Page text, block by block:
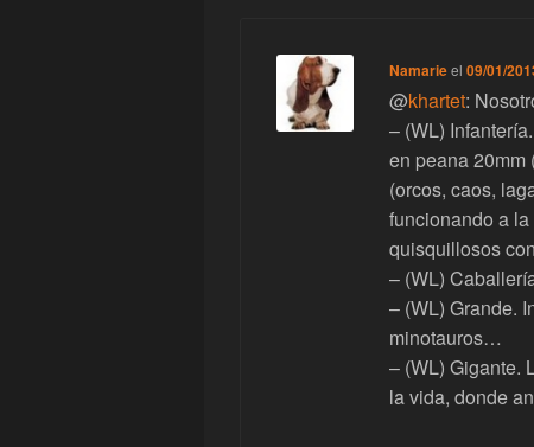
Namarieel09/01/
@khartet:
– (WL)
en peana 20mm
(orcos, caos,
funcionando a
quisquillosos
– (WL)
– (WL) Grande.
minotauros…
– (WL) Gigante.
la vida, donde